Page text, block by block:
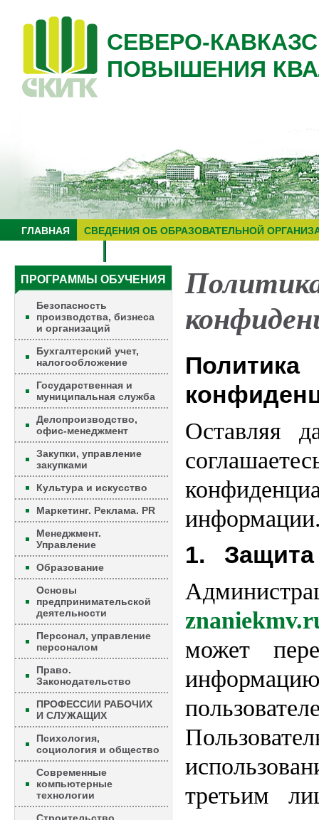
СЕВЕРО-
ПОВЫШЕНИЯ
ГЛАВНАЯ
СВЕДЕНИЯ ОБ ОБРАЗОВАТЕЛЬНОЙ
ПРОГРАММЫ ОБУЧЕНИЯ
Безопасность
производства, бизнеса
и организаций
Бухгалтерский учет,
налогообложение
Государственная и
муниципальная служба
Делопроизводство,
офис-менеджмент
Закупки, управление
закупками
Культура и искусство
Маркетинг. Реклама. PR
Менеджмент.
Управление
Образование
Основы
предпринимательской
деятельности
Персонал, управление
персоналом
Право.
Законодательство
ПРОФЕССИИ РАБОЧИХ
И СЛУЖАЩИХ
Психология,
социология и общество
Современные
компьютерные
технологии
Политика
Оставляя
1.
может
третьим